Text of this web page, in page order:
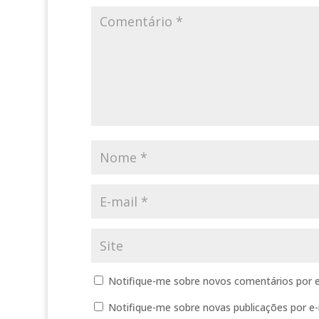
Notifique-me sobre novos comentários por
Notifique-me sobre novas publicações por